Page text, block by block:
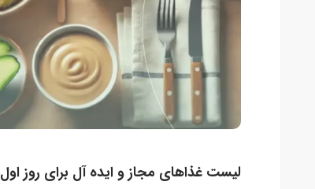
لیست غذاهای مجاز و ایده آل برای روز اول